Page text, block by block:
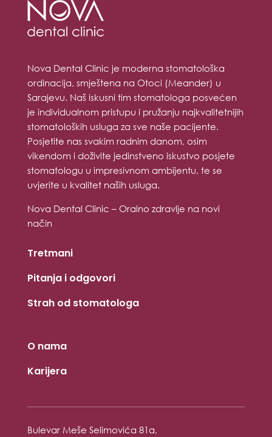
Nova Dental Clinic je moderna stomatološka
ordinacija, smještena na Otoci (Meander) u
Sarajevu. Naš iskusni tim stomatologa posvećen
je individualnom pristupu i pružanju najkvalitetnijih
stomatoloških usluga za sve naše pacijente.
Posjetite nas svakim radnim danom, osim
vikendom i doživite jedinstveno iskustvo posjete
stomatologu u impresivnom ambijentu, te se
uvjerite u kvalitet naših usluga.
Nova Dental Clinic – Oralno zdravlje na novi
način
Tretmani
Pitanja i odgovori
Strah od stomatologa
O nama
Karijera
Bulevar Meše Selimovića 81a,